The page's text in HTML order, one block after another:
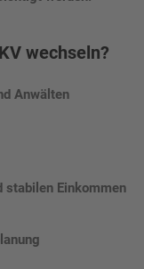
wechseln?
Anwälten
Einkommen